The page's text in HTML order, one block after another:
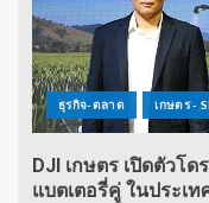
ธุรกิจ-ตลาด เกษตร -
DJI เกษตร เปิดตัวโ
แบตเตอรี่คู่ ในประเท